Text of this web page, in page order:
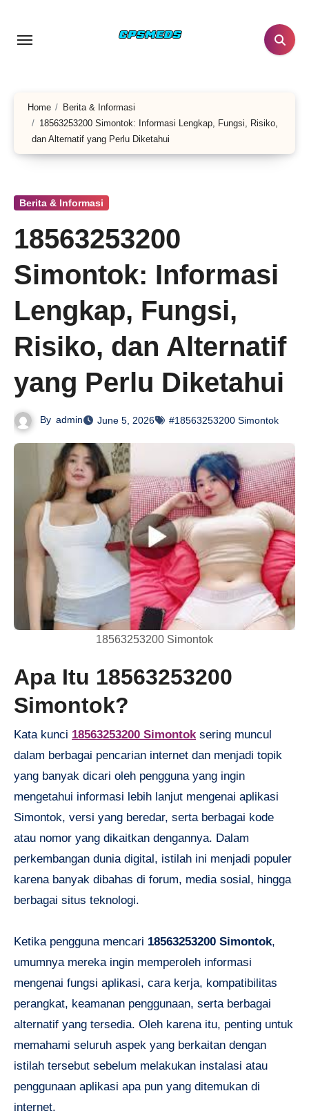
content
Home
Berita & Informasi
18563253200 Simontok: Informasi Lengkap, Fungsi, Risiko,
dan Alternatif yang Perlu Diketahui
Berita & Informasi
18563253200
Simontok: Informasi
Lengkap, Fungsi,
Risiko, dan Alternatif
yang Perlu Diketahui
By admin June 5, 2026 #18563253200 Simontok
18563253200 Simontok
Apa Itu 18563253200
Simontok?
Kata kunci 18563253200 Simontoksering muncul
dalam berbagai pencarian internet dan menjadi topik
yang banyak dicari oleh pengguna yang ingin
mengetahui informasi lebih lanjut mengenai aplikasi
Simontok, versi yang beredar, serta berbagai kode
atau nomor yang dikaitkan dengannya. Dalam
perkembangan dunia digital, istilah ini menjadi populer
karena banyak dibahas di forum, media sosial, hingga
berbagai situs teknologi.
Ketika pengguna mencari 18563253200 Simontok,
umumnya mereka ingin memperoleh informasi
mengenai fungsi aplikasi, cara kerja, kompatibilitas
perangkat, keamanan penggunaan, serta berbagai
alternatif yang tersedia. Oleh karena itu, penting untuk
memahami seluruh aspek yang berkaitan dengan
istilah tersebut sebelum melakukan instalasi atau
penggunaan aplikasi apa pun yang ditemukan di
internet.